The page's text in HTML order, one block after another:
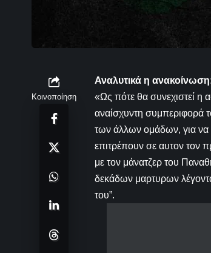
Κοινοποίηση
Αναλυτικά η
«Ως πότε θα συνεχιστεί η
αναίσχυντη συμπεριφορά
των άλλων ομάδων, για να
επιτρέπουν σε αυτον τον
με τον μάνατζερ του
δεκάδων μαρτυρων
του”.